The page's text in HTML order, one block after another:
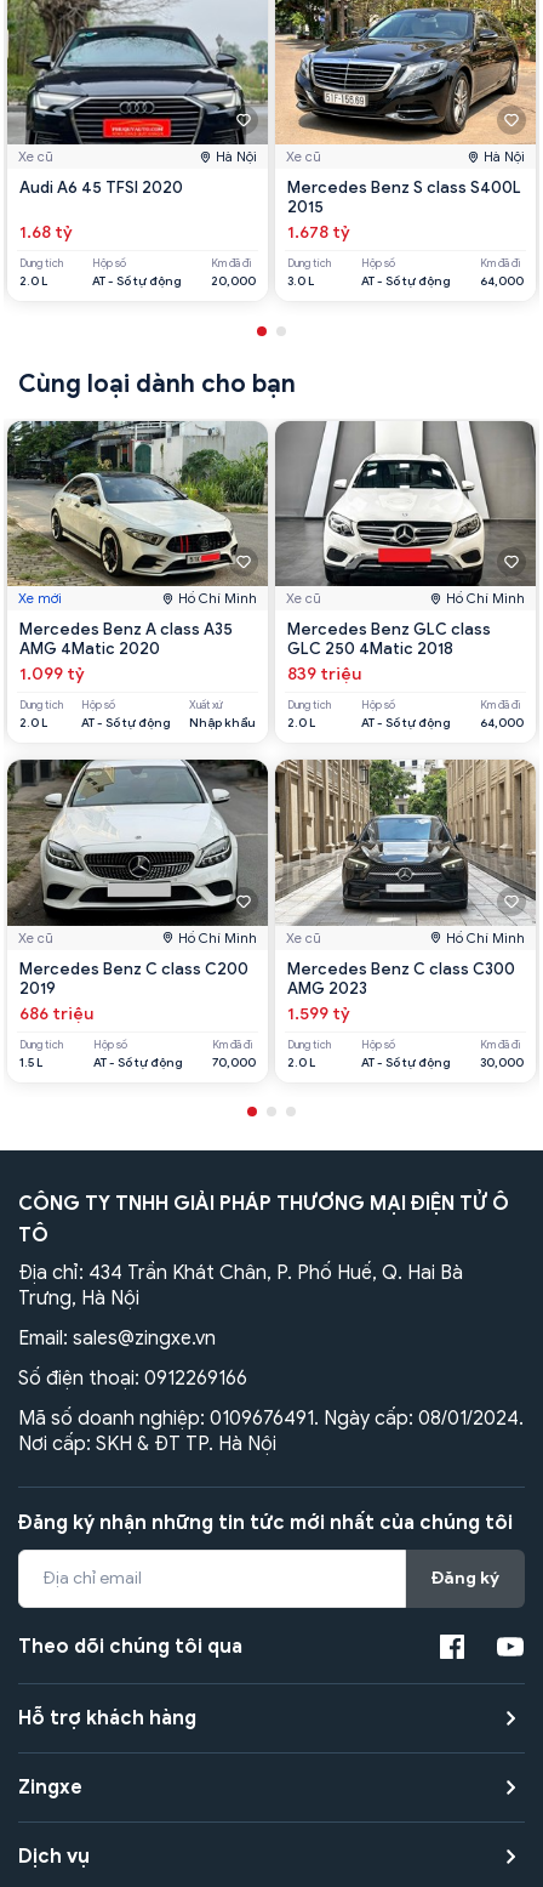
Xe cũ Hà Nội
Audi A6 45 TFSI 2020
1.68 tỷ
Dung tích
2.0 L
Hộp số
AT - Số tự động
Km đã đi
20,000
Xe cũ Hà Nội
Mercedes Benz S class S400L
2015
1.678 tỷ
Dung tích
3.0 L
Hộp số
AT - Số tự động
Km đã đi
64,000
Cùng loại dành cho bạn
Xe mới Hồ Chí Minh
Mercedes Benz A class A35
AMG 4Matic 2020
1.099 tỷ
Dung tích
2.0 L
Hộp số
AT - Số tự động
Xuất xứ
Nhập khẩu
Xe cũ Hồ Chí Minh
Mercedes Benz C class C200
2019
686 triệu
Dung tích
1.5 L
Hộp số
AT - Số tự động
Km đã đi
70,000
Xe cũ Hồ Chí Minh
Mercedes Benz GLC class
GLC 250 4Matic 2018
839 triệu
Dung tích
2.0 L
Hộp số
AT - Số tự động
Km đã đi
64,000
Xe cũ Hồ Chí Minh
Mercedes Benz C class C300
AMG 2023
1.599 tỷ
Dung tích
2.0 L
Hộp số
AT - Số tự động
Km đã đi
30,000
CÔNG TY TNHH GIẢI PHÁP THƯƠNG MẠI ĐIỆN TỬ Ô
TÔ
Địa chỉ: 434 Trần Khát Chân, P. Phố Huế, Q. Hai Bà
Trưng, Hà Nội
Email: sales@zingxe.vn
Số điện thoại: 0912269166
Mã số doanh nghiệp: 0109676491. Ngày cấp: 08/01/2024.
Nơi cấp: SKH & ĐT TP. Hà Nội
Đăng ký nhận những tin tức mới nhất của chúng tôi
Đăng ký
Theo dõi chúng tôi qua
Hỗ trợ khách hàng
Zingxe
Dịch vụ